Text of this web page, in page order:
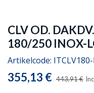
CLV OD.
180/250 INOX-
Artikelcode:
355,13 € 443,91€